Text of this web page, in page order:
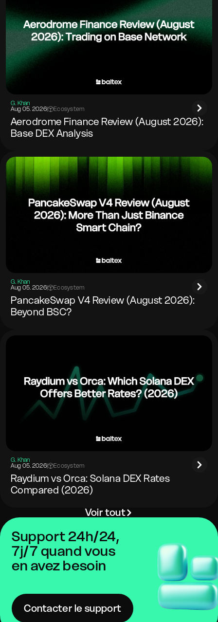
G. Khan
Aug 05. 2026| Ecosystem
Aerodrome Finance Review (August 2026):
Base DEX Analysis
G. Khan
Aug 05. 2026| Ecosystem
PancakeSwap V4 Review (August 2026):
Beyond BSC?
G. Khan
Aug 05. 2026| Ecosystem
Raydium vs Orca: Solana DEX Rates
Compared (2026)
Voir tout
Support 24h/24,
7j/7 quand vous
en avez besoin
Contacter le support